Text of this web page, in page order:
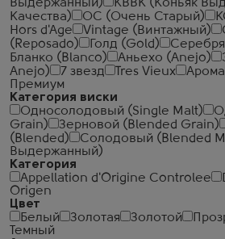
Выдержанный)
КВВК (Коньяк
Качества)
ОС (Очень Старый)
Hors d'Age
Vintage (Винтажный)
(Reposado)
Голд (Gold)
Бланко (Blanco)
Аньехо (Anejo)
Anejo)
7 звезд Tres Vieux
Премиум
Категория виски
Односолодовый (Single Malt)
Grain)
Зерновой (Blended Grain)
(Blended)
Солодовый (Blended
Выдержанный)
Категория
Appellation d'Origine Controlee
Origen
Цвет
Белый
Золотая Золотой
Темный